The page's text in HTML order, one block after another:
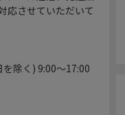
応させていただいて
除く) 9:00～17:00